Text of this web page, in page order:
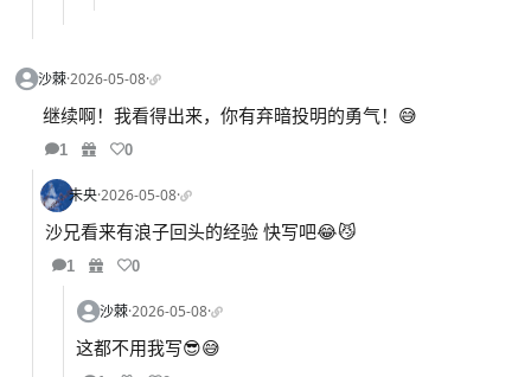
沙棘·2026-05-08·
继续啊！我看得出来，你有弃暗投明的勇气！😅
1 0
未央·2026-05-08·
沙兄看来有浪子回头的经验 快写吧😂😼
1 0
沙棘·2026-05-08·
这都不用我写😎😅